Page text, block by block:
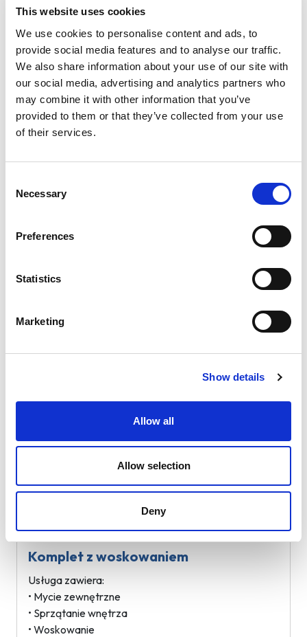
This website uses cookies
We use cookies to personalise content and ads, to
provide social media features and to analyse our traffic.
We also share information about your use of our site with
our social media, advertising and analytics partners who
may combine it with other information that you’ve
provided to them or that they’ve collected from your use
of their services.
Selection
Necessary
Preferences
Statistics
Marketing
Show details
Allow all
Allow selection
Deny
Płyn do spryskiwaczy
Galeria handlowa
Serwis opon
Ozonowanie
Usługi
Mycie zewnętrzne
• Mycie zewnętrzne
Mycie zewnętrzne z woskowaniem
• Mycie zewnętrzne
Komplet z woskowaniem
Usługa zawiera:
• Mycie zewnętrzne
• Sprzątanie wnętrza
• Woskowanie